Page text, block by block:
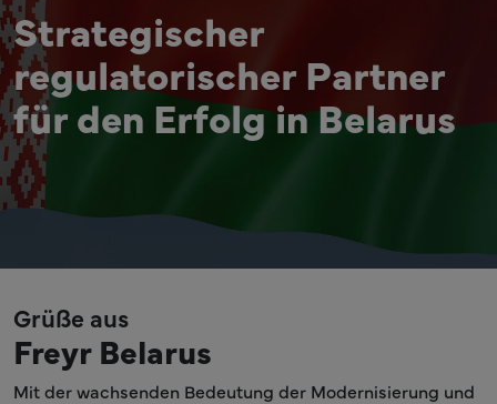
Strategischer
regulatorischer Partner
für den Erfolg in Belarus
Grüße aus
Freyr Belarus
Mit der wachsenden Bedeutung der Modernisierung und